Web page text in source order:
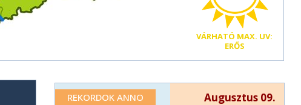
VÁRHATÓ MAX. UV:
ERŐS
REKORDOK ANNO Augusztus 09.